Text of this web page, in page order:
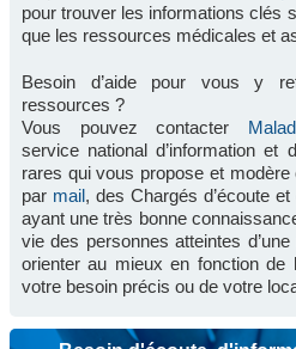
pour trouver les informations clés
que les ressources médicales et
Besoin d’aide pour vous y
ressources ?
Vous pouvez contacter
service national d’information et
rares qui vous propose et
par mail, des Chargés d’écoute
ayant une très bonne
vie des personnes atteintes
orienter au mieux en fonction de
votre besoin précis ou de votre